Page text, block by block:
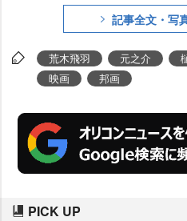
記事全文・写
荒木飛羽 元之介
映画
邦画
PICK UP